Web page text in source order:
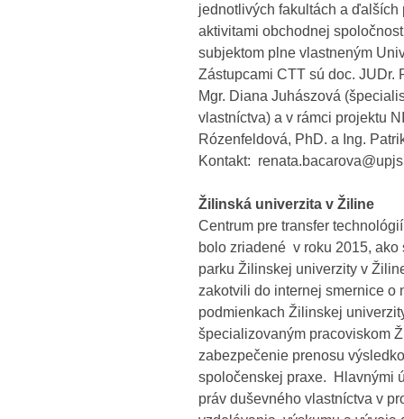
jednotlivých fakultách a
aktivitami obchodnej
subjektom plne vlastneným
Zástupcami CTT sú doc. JUDr.
Mgr. Diana Juhászová
vlastníctva) a v rámci projektu
Rózenfeldová, PhD. a Ing.
Kontakt:
Žilinská univerzita v Žiline
Centrum pre transfer
bolo zriadené v roku 2015,
parku Žilinskej univerzity v
zakotvili do internej smernice o
podmienkach Žilinskej
špecializovaným pracoviskom
zabezpečenie prenosu
spoločenskej praxe. Hlavnými
práv duševného vlastníctva v